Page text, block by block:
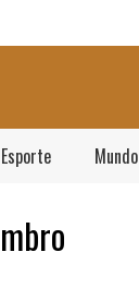
Esporte Mundo